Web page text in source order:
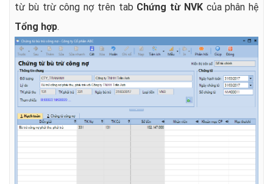
từ bù trừ công nợ trên tab Chứng từ NVK của phân hệ
Tổng hợp.